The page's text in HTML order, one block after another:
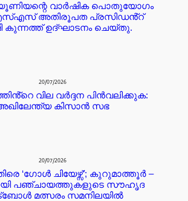
യൂണിയന്റെ വാർഷിക പൊതുയോഗം
അതിരൂപത പ്രസിഡൻ്റ്
കുന്നത്ത് ഉദ്ഘാടനം ചെയ്തു.
20/07/2026
വില വർദ്ദന പിൻവലിക്കുക:
കിസാൻ സഭ
20/07/2026
‘ഗോൾ ചിയേഴ്സ്’; കുറുമാത്തൂർ –
പഞ്ചായത്തുകളുടെ സൗഹൃദ
മത്സരം സമനിലയിൽ